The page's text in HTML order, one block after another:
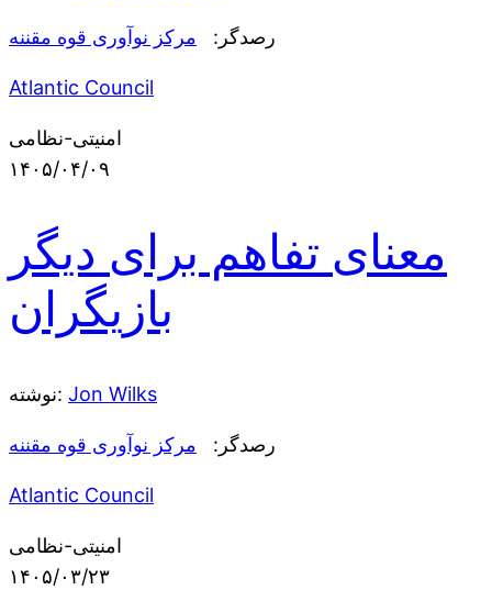
رصدگر: مرکز نوآوری قوه مقننه
Atlantic Council
امنیتی-نظامی
۱۴۰۵/۰۴/۰۹
معنای تفاهم برای دیگر
بازیگران
نوشته: Jon Wilks
رصدگر: مرکز نوآوری قوه مقننه
Atlantic Council
امنیتی-نظامی
۱۴۰۵/۰۳/۲۳